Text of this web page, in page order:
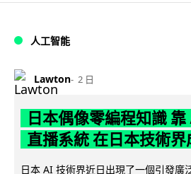
人工智能
Lawton 2 日
日本偶像零編程知識
直播系統 在日本技術界
日本 AI 技術界近日出現了一個引發廣